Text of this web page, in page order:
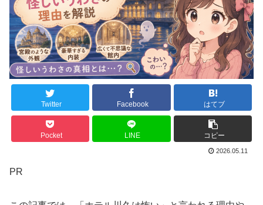
Twitter Facebook はてブ
Pocket LINE コピー
2026.05.11
PR